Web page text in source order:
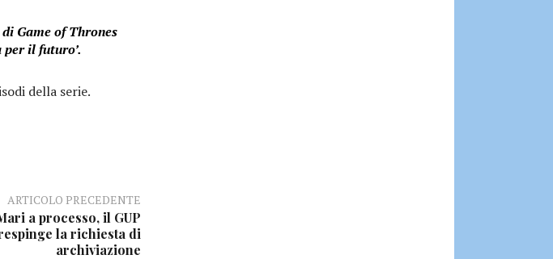
Game of Thrones
il futuro’.
della serie.
ARTICOLO PRECEDENTE
a processo, il GUP
la richiesta di
archiviazione